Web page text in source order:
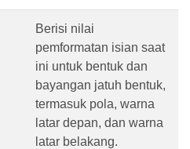
Berisi nilai
pemformatan isian saat
ini untuk bentuk dan
bayangan jatuh bentuk,
termasuk pola, warna
latar depan, dan warna
latar belakang.